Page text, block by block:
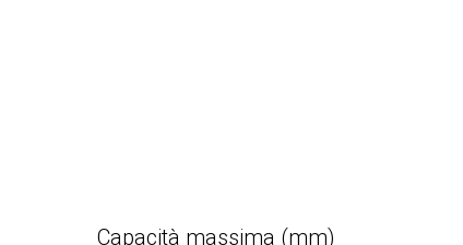
Capacità massima (mm)